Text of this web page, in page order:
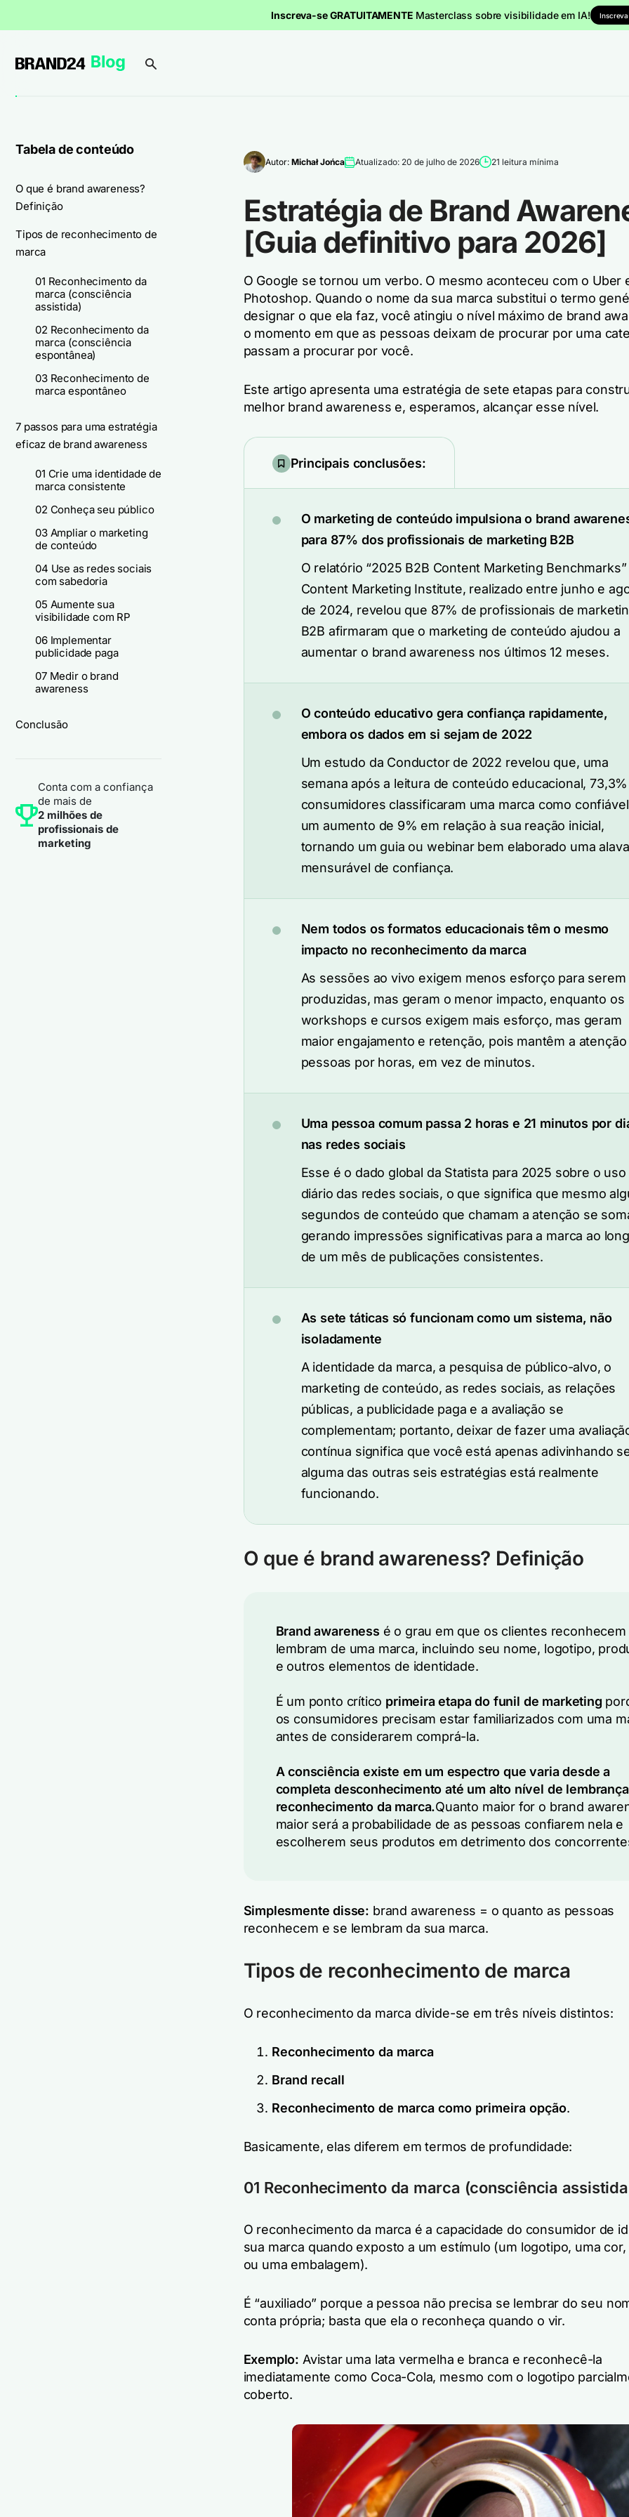
Inscreva-se GRATUITAMENTE Masterclass sobre visibilidade em IA!
Tabela de conteúdo
O que é brand awareness?
Definição
Tipos de reconhecimento de
marca
01 Reconhecimento da
marca (consciência
assistida)
02 Reconhecimento da
marca (consciência
espontânea)
03 Reconhecimento de
marca espontâneo
7 passos para uma estratégia
eficaz de brand awareness
01 Crie uma identidade de
marca consistente
02 Conheça seu público
03 Ampliar o marketing
de conteúdo
04 Use as redes sociais
com sabedoria
05 Aumente sua
visibilidade com RP
06 Implementar
publicidade paga
07 Medir o brand
awareness
Conclusão
Conta com a confiança
de mais de
2 milhões de
profissionais de
marketing
Autor: Michał Jońca Atualizado: 20 de julho de 2026 21 leitura mínima
Estratégia de Brand
[Guia definitivo para 2026]
O Google se tornou um verbo. O mesmo aconteceu com o Uber
Photoshop. Quando o nome da sua marca substitui o termo
designar o que ela faz, você atingiu o nível máximo de brand
o momento em que as pessoas deixam de procurar por uma
passam a procurar por você.
Este artigo apresenta uma estratégia de sete etapas para
melhor brand awareness e, esperamos, alcançar esse nível.
Principais conclusões:
O marketing de conteúdo impulsiona o brand
para 87% dos profissionais de marketing B2B
O relatório “2025 B2B Content Marketing
Content Marketing Institute, realizado entre junho e
de 2024, revelou que 87% de profissionais de
B2B afirmaram que o marketing de conteúdo ajudou a
aumentar o brand awareness nos últimos 12 meses.
O conteúdo educativo gera confiança rapidamente,
embora os dados em si sejam de 2022
Um estudo da Conductor de 2022 revelou que, uma
semana após a leitura de conteúdo educacional,
consumidores classificaram uma marca como
um aumento de 9% em relação à sua reação inicial,
tornando um guia ou webinar bem elaborado uma
mensurável de confiança.
Nem todos os formatos educacionais têm o mesmo
impacto no reconhecimento da marca
As sessões ao vivo exigem menos esforço para serem
produzidas, mas geram o menor impacto, enquanto os
workshops e cursos exigem mais esforço, mas geram
maior engajamento e retenção, pois mantêm a
pessoas por horas, em vez de minutos.
Uma pessoa comum passa 2 horas e 21 minutos por
nas redes sociais
Esse é o dado global da Statista para 2025 sobre o uso
diário das redes sociais, o que significa que mesmo
segundos de conteúdo que chamam a atenção se
gerando impressões significativas para a marca ao
de um mês de publicações consistentes.
As sete táticas só funcionam como um sistema, não
isoladamente
A identidade da marca, a pesquisa de público-alvo, o
marketing de conteúdo, as redes sociais, as relações
públicas, a publicidade paga e a avaliação se
complementam; portanto, deixar de fazer uma
contínua significa que você está apenas adivinhando
alguma das outras seis estratégias está realmente
funcionando.
O que é brand awareness? Definição
Brand awareness é o grau em que os clientes reconhecem
lembram de uma marca, incluindo seu nome, logotipo,
e outros elementos de identidade.
É um ponto crítico primeira etapa do funil de marketing
os consumidores precisam estar familiarizados com uma
antes de considerarem comprá-la.
A consciência existe em um espectro que varia desde a
completa desconhecimento até um alto nível de
reconhecimento da marca.Quanto maior for o brand
maior será a probabilidade de as pessoas confiarem nela e
escolherem seus produtos em detrimento dos
Simplesmente disse: brand awareness = o quanto as pessoas
reconhecem e se lembram da sua marca.
Tipos de reconhecimento de marca
O reconhecimento da marca divide-se em três níveis distintos:
Reconhecimento da marca
Brand recall
Reconhecimento de marca como primeira opção.
Basicamente, elas diferem em termos de profundidade:
01 Reconhecimento da marca (consciência
O reconhecimento da marca é a capacidade do consumidor de
sua marca quando exposto a um estímulo (um logotipo, uma
ou uma embalagem).
É “auxiliado” porque a pessoa não precisa se lembrar do seu
conta própria; basta que ela o reconheça quando o vir.
Exemplo: Avistar uma lata vermelha e branca e reconhecê-la
imediatamente como Coca-Cola, mesmo com o logotipo
coberto.